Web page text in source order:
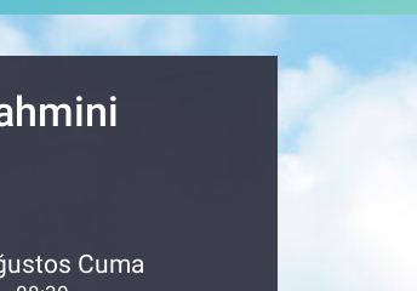
Cuma